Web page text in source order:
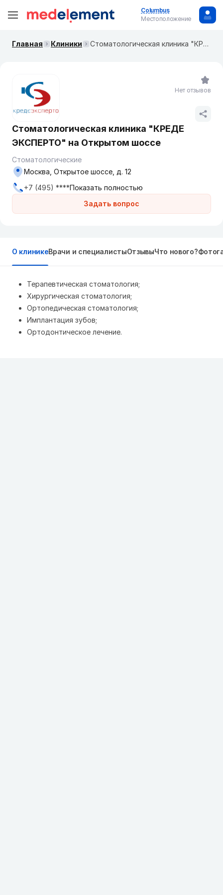
Columbus
Местоположение
Главная Клиники Стоматологическая клиника "КРЕДЕ ЭКСПЕРТО" на Открытом шоссе
Стоматологическая клиника "КРЕДЕ
ЭКСПЕРТО" на Открытом шоссе
Стоматологические
Задать вопрос
Москва, Открытое шоссе, д. 12
+7 (495) ****Показать полностью
Нет отзывов
О клиникеВрачи и специалистыОтзывыЧто нового?
Терапевтическая стоматология;
Хирургическая стоматология;
Ортопедическая стоматология;
Имплантация зубов;
Ортодонтическое лечение.